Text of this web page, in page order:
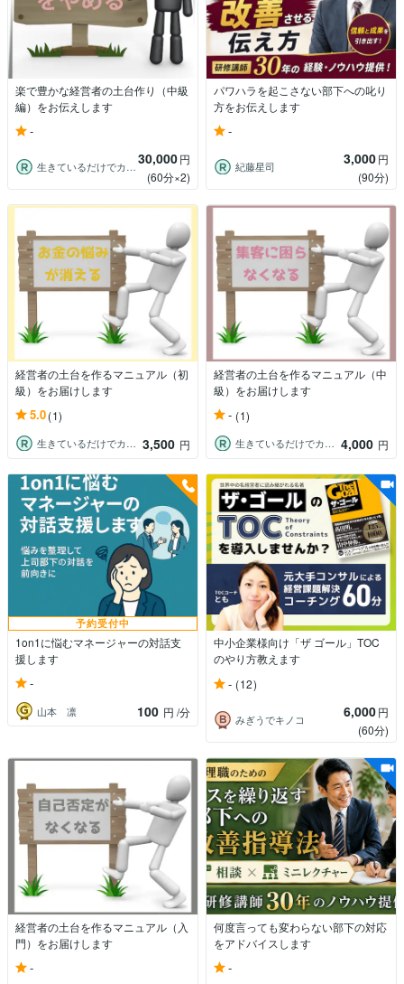
楽で豊かな経営者の土台作り（中級
編）をお伝えします
-
生きているだけでカウンセラー 紀凛30,000円
(60分×2)
パワハラを起こさない部下への叱り
方をお伝えします
-
紀藤星司 3,000円
(90分)
経営者の土台を作るマニュアル（初
級）をお届けします
5.0(1)
生きているだけでカウンセラー 紀凛 3,500 円
経営者の土台を作るマニュアル（中
級）をお届けします
- (1)
生きているだけでカウンセラー 紀凛 4,000 円
予約受付中
1on1に悩むマネージャーの対話支
援します
-
山本 凛 100 円 /分
中小企業様向け「ザ ゴール」TOC
のやり方教えます
- (12)
みぎうでキノコ 6,000円
(60分)
経営者の土台を作るマニュアル（入
門）をお届けします
-
何度言っても変わらない部下の対応
をアドバイスします
-